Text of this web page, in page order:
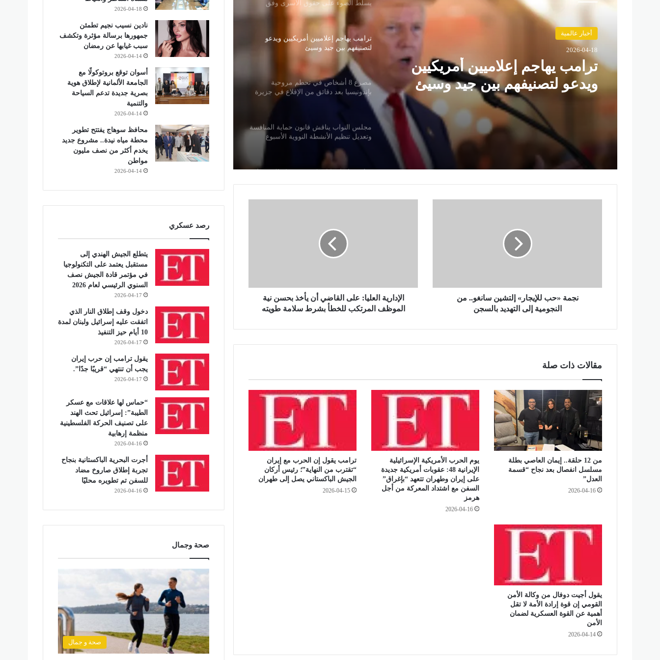
أخبار عالمية
2026-04-18
ترامب يهاجم إعلاميين أمريكيين
ويدعو لتصنيفهم بين جيد وسيئ
يسلط الضوء على حقوق الأسرى وفق
اتفاقيات جنيف
ترامب يهاجم إعلاميين أمريكيين ويدعو
لتصنيفهم بين جيد وسيئ
مصرع 8 أشخاص في تحطم مروحية
بإندونيسيا بعد دقائق من الإقلاع في جزيرة
بورنيو
مجلس النواب يناقش قانون حماية المنافسة
وتعديل تنظيم الأنشطة النووية الأسبوع
سلوت: إصابة إيكيتيكي وعودة إيزاك تعيدان
اتفاقيات جنيف
مصرع 8 أشخاص في تحطم مروحية
بإندونيسيا بعد دقائق من الإقلاع في جزيرة
سلوت: إصابة إيكيتيكي وعودة إيزاك تعيدان
ترتيب أوراق ليفربول قبل ديربي إيفرتون
ل
ا
ل
ت
ش
ي
س
ن
غ
و
.
.
م
ل
ة
إ
ل
ى
ا
ل
نجمة «حب للإيجار» إلتشين سانغو.. من
النجومية إلى التهديد بالسجن
ا
ي
ى
ا
ل
ق
ض
ي
أ
ن
ي
أ
خ
الإدارية العليا: على القاضي أن يأخذ بحسن نية
الموظف المرتكب للخطأ بشرط سلامة طويته
مقالات ذات صلة
من 12 حلقة.. إيمان العاصي بطلة
مسلسل انفصال بعد نجاح “قسمة
العدل”
2026-04-16
يوم الحرب الأمريكية الإسرائيلية
الإيرانية 48: عقوبات أمريكية جديدة
على إيران وطهران تتعهد “بإغراق”
السفن مع اشتداد المعركة من أجل
هرمز
2026-04-16
ترامب يقول إن الحرب مع إيران
“تقترب من النهاية”؛ رئيس أركان
الجيش الباكستاني يصل إلى طهران
2026-04-15
يقول أجيت دوفال من وكالة الأمن
القومي إن قوة إرادة الأمة لا تقل
أهمية عن القوة العسكرية لضمان
الأمن
2026-04-14
2026-04-18
نادين نسيب نجيم تطمئن
جمهورها برسالة مؤثرة وتكشف
سبب غيابها عن رمضان
2026-04-14
أسوان توقع بروتوكولًا مع
الجامعة الألمانية لإطلاق هوية
بصرية جديدة تدعم السياحة
والتنمية
2026-04-14
محافظ سوهاج يفتتح تطوير
محطة مياه نيدة.. مشروع جديد
يخدم أكثر من نصف مليون
مواطن
2026-04-14
رصد عسكري
يتطلع الجيش الهندي إلى
مستقبل يعتمد على التكنولوجيا
في مؤتمر قادة الجيش نصف
السنوي الرئيسي لعام 2026
2026-04-17
دخول وقف إطلاق النار الذي
اتفقت عليه إسرائيل ولبنان لمدة
10 أيام حيز التنفيذ
2026-04-17
يقول ترامب إن حرب إيران
يجب أن تنتهي “قريبًا جدًا”.
2026-04-17
“حماس لها علاقات مع عسكر
الطيبة”: إسرائيل تحث الهند
على تصنيف الحركة الفلسطينية
منظمة إرهابية
2026-04-16
أجرت البحرية الباكستانية بنجاح
تجربة إطلاق صاروخ مضاد
للسفن تم تطويره محليًا
2026-04-16
صحة وجمال
صحة و جمال